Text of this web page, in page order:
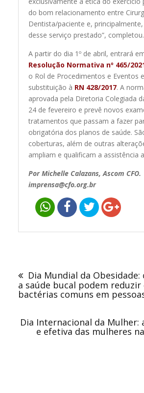
do bom relacionamento entre
Dentista/paciente e,
desse serviço prestado”, completou.
A partir do dia 1º de abril, entrará
Resolução Normativa nº 465/
o Rol de Procedimentos e Eventos
substituição à RN 428/2017. A
aprovada pela Diretoria Colegiada
24 de fevereiro e prevê novos
tratamentos que passam a fazer
obrigatória dos planos de saúde.
coberturas, além de outras
ampliam e qualificam a assistência
Por Michelle Calazans, Ascom CFO.
imprensa@cfo.org.br
PostDia Mundial da Obesidade:
a saúde bucal podem reduzir
bactérias comuns em
Dia Internacional da Mulher:
e efetiva das mulheres